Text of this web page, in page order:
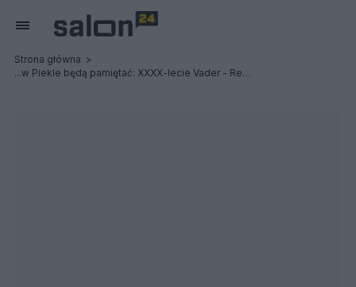
Strona główna
...w Piekle będą pamiętać: XXXX-lecie Vader - Relacja